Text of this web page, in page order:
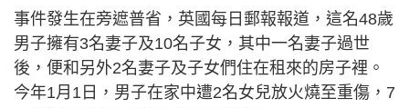
事件發生在旁遮普省，英國每日郵報報道，這名48歲
男子擁有3名妻子及10名子女，其中一名妻子過世
後，便和另外2名妻子及子女們住在租來的房子裡。
今年1月1日，男子在家中遭2名女兒放火燒至重傷，7